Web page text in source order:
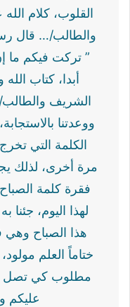
القلوب، كلام
والطالب/… قال
” تركت فيكم ما
أبدا، كتاب
الشريف والطالب/…
ووعدتنا
الكلمة التي
مرة أخرى، لذلك
فقرة كلمة
لهذا اليوم،
هذا الصباح وهي
ختاماً العلم
مطلوب كي تصل
عليكم